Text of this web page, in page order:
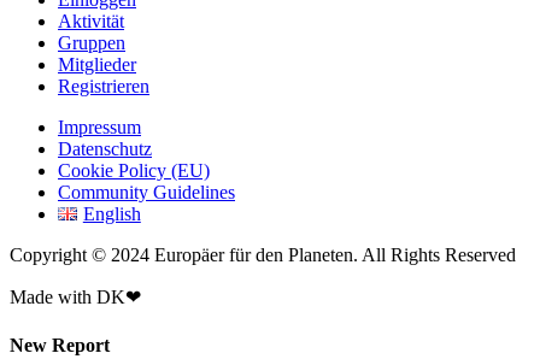
Aktivität
Gruppen
Mitglieder
Registrieren
Impressum
Datenschutz
Cookie Policy (EU)
Community Guidelines
English
Copyright © 2024 Europäer für den Planeten. All Rights Reserved
Made with DK❤
New Report